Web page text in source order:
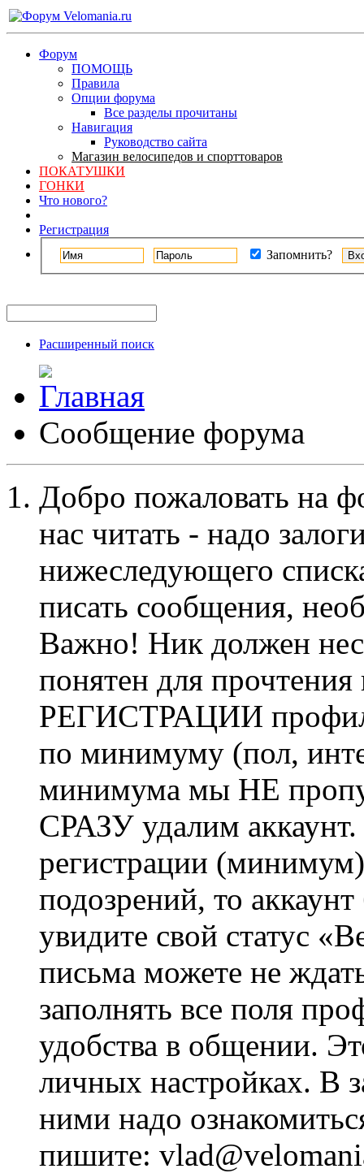
Форум
ПОМОЩЬ
Правила
Опции форума
Все разделы прочитаны
Навигация
Руководство сайта
Магазин велосипедов и спорттоваров
ПОКАТУШКИ
ГОНКИ
Что нового?
Регистрация
Запомнить?
Расширенный поиск
Сообщение форума
Добро пожаловать на
нас читать - надо
нижеследующего
писать сообщения,
Важно! Ник должен
понятен для
РЕГИСТРАЦИИ профиль
по минимуму (пол,
минимума мы НЕ
СРАЗУ удалим
регистрации
подозрений, то
увидите свой статус
письма можете не
заполнять все поля
удобства в общении.
личных настройках. В
ними надо
пишите: